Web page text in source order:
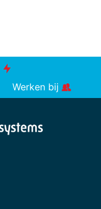
Werken bij